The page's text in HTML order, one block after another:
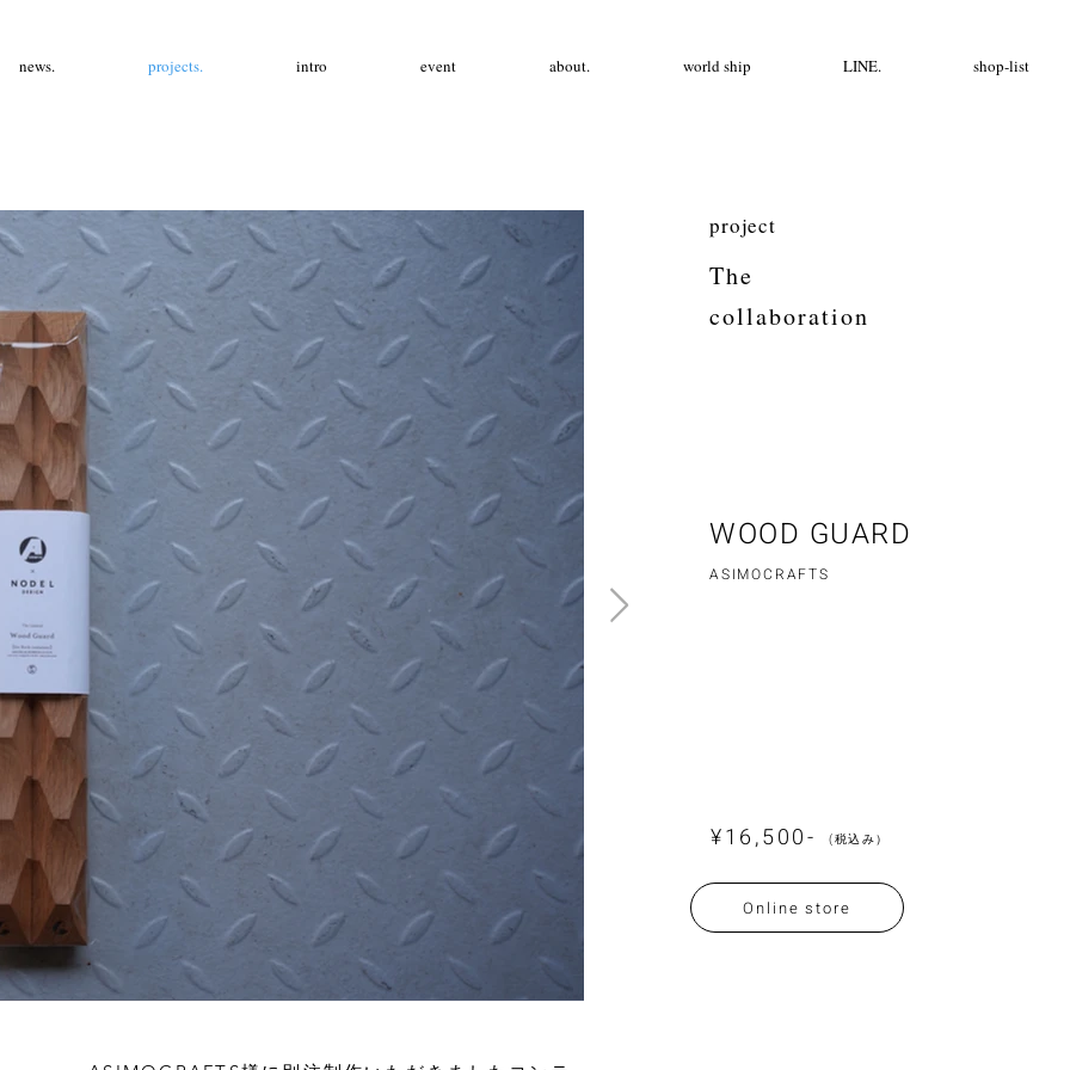
news. projects. intro event about. world ship LINE. shop-list
project
The
collaboration
WOOD GUARD
ASIMOCRAFTS
¥16,500- (税込み）
Online store